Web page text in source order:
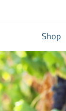
Shop